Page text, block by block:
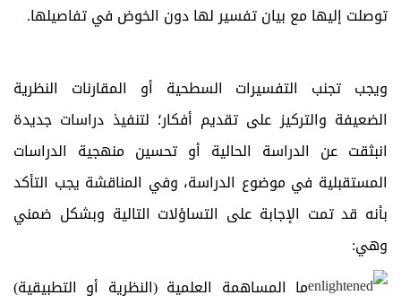
توصلت إليها مع بيان تفسير لها دون الخوض في تفاصيلها.
ويجب تجنب التفسيرات السطحية أو المقارنات النظرية
الضعيفة والتركيز على تقديم أفكار؛ لتنفيذ دراسات جديدة
انبثقت عن الدراسة الحالية أو تحسين منهجية الدراسات
المستقبلية في موضوع الدراسة، وفي المناقشة يجب التأكد
بأنه قد تمت الإجابة على التساؤلات التالية وبشكل ضمني
وهي:
ما المساهمة العلمية (النظرية أو التطبيقية)